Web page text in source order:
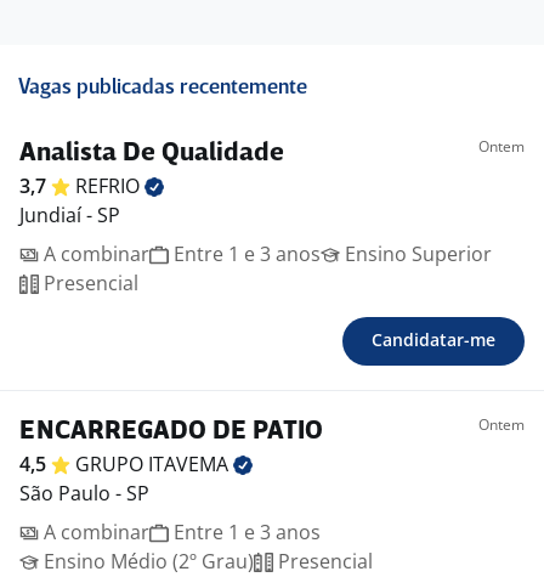
Vagas publicadas recentemente
Analista De Qualidade Ontem
3,7
REFRIO
Jundiaí - SP
A combinar
Entre 1 e 3 anos
Ensino Superior
Presencial
Candidatar-me
ENCARREGADO DE PATIO Ontem
4,5 GRUPO ITAVEMA
São Paulo - SP
A combinar
Entre 1 e 3 anos
Ensino Médio (2º Grau)
Presencial